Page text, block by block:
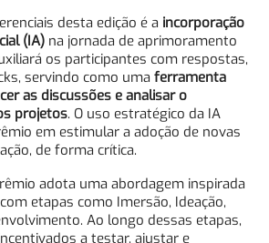
desta edição é a incorporação
(IA) na jornada de aprimoramento
os participantes com respostas,
servindo como uma ferramenta
as discussões e analisar o
projetos. O uso estratégico da IA
em estimular a adoção de novas
de forma crítica.
adota uma abordagem inspirada
etapas como Imersão, Ideação,
Ao longo dessas etapas,
a testar, ajustar e